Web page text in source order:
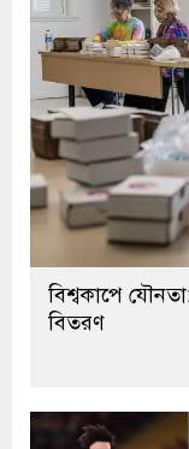
বিশ্বকাপে
বিতরণ